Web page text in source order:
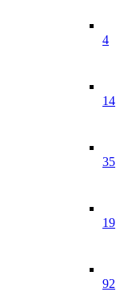
4
14
35
19
92